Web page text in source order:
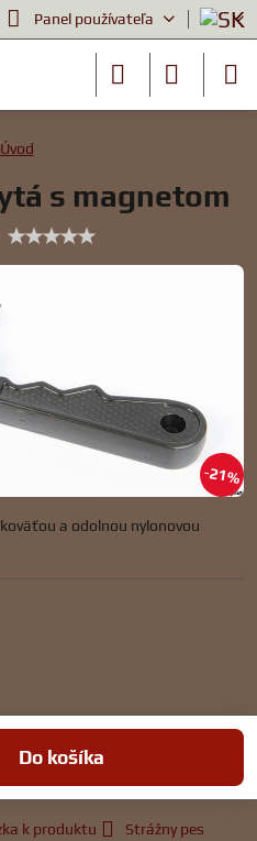
Panel používateľa
21%
Úvod
s magnetom
a odolnou nylonovou
Do košíka
k produktu
Strážny pes